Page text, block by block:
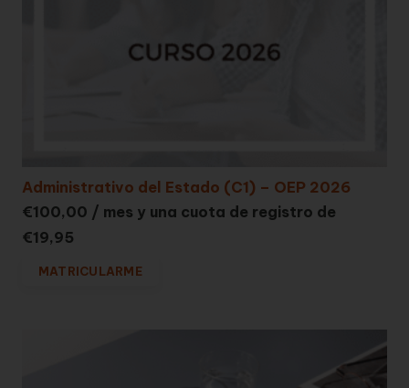
Administrativo del Estado (C1) – OEP 2026
€100,00 / mes y una cuota de registro de
€19,95
MATRICULARME